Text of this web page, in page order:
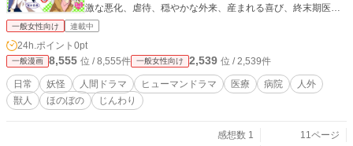
激な悪化、虐待、穏やかな外来、産まれる喜び、終末期医
療。 壁にぶつかりつつも、個性溢れる指導医やスタッフ、頼
く。 医師として、そして人として成長する中で芽生える思
い。そして忍び寄る病魔。 全ての研修を終えた時、陽菜は医
師としてどんな道を選ぶのか。 ※医療監修など、専門家のチ
ェックは入っておりません。内容に関しては多少実際の医療
と異なる部分があります。個人の創作であることを前提でご
説家になろう】にあげています。
一般女性向け 連載中
24h.ポイント 0pt
一般漫画 8,555 位 / 8,555件 一般女性向け 2,539 位 / 2,539件
日常 妖怪 人間ドラマ ヒューマンドラマ 医療 病院
人外
獣人
ほのぼの じんわり
感想数 1
11ページ